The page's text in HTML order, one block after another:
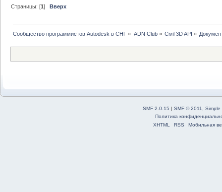
Страницы: [1] Вверх
Сообщество программистов Autodesk в СНГ » ADN Club» Civil 3D API »
SMF 2.0.15 SMF © 2011, Simple
Политика
XHTML
RSS Мобильная